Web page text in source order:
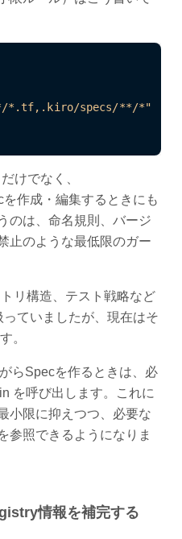
*.tf,.kiro/specs/**/*"
けでなく、
作成・編集するときにも
のは、命名規則、バージ
止のような最低限のガー
リ構造、テスト戦略など
ていましたが、現在はそ
。
らSpecを作るときは、必
を呼び出します。これに
小限に抑えつつ、必要な
参照できるようになりま
情報を補完する